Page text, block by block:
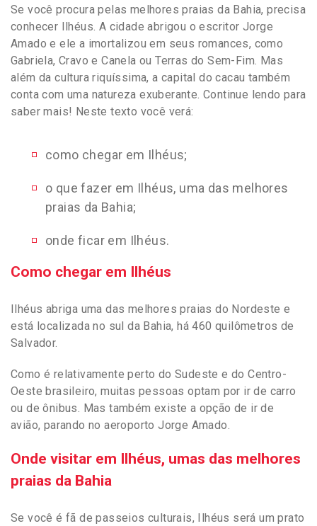
Se você procura pelas melhores praias da Bahia, precisa
conhecer Ilhéus. A cidade abrigou o escritor Jorge
Amado e ele a imortalizou em seus romances, como
Gabriela, Cravo e Canela ou Terras do Sem-Fim. Mas
além da cultura riquíssima, a capital do cacau também
conta com uma natureza exuberante. Continue lendo para
saber mais! Neste texto você verá:
como chegar em Ilhéus;
o que fazer em Ilhéus, uma das melhores
praias da Bahia;
onde ficar em Ilhéus.
Como chegar em Ilhéus
Ilhéus abriga uma das melhores praias do Nordeste e
está localizada no sul da Bahia, há 460 quilômetros de
Salvador.
Como é relativamente perto do Sudeste e do Centro-
Oeste brasileiro, muitas pessoas optam por ir de carro
ou de ônibus. Mas também existe a opção de ir de
avião, parando no aeroporto Jorge Amado.
Onde visitar em Ilhéus, umas das melhores
praias da Bahia
Se você é fã de passeios culturais, Ilhéus será um prato